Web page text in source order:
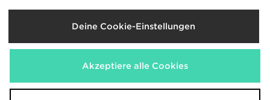
Lieferung Nach
Österreich
Wir akzeptieren folgende Zahlungsmethoden
Deine Cookie-Einstellungen
Akzeptiere alle Cookies